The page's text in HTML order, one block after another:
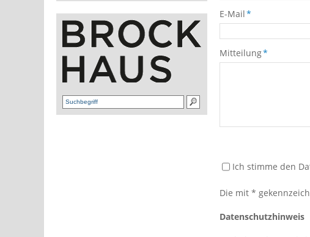
E-Mail*
Mitteilung*
Ich stimme den
Die mit *
Datenschutzhinweis